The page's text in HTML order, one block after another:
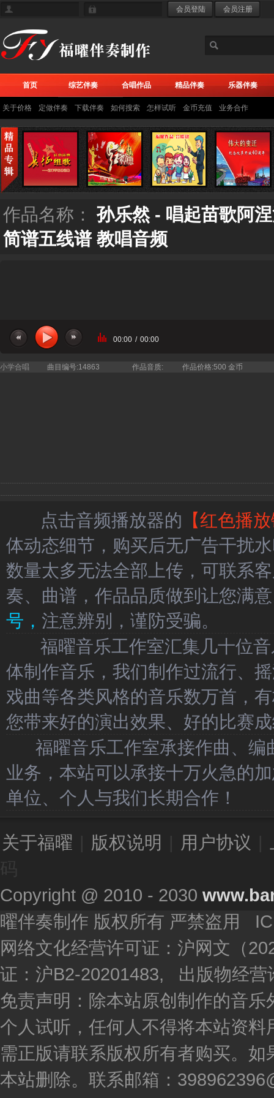
首页 综艺伴奏 合唱作品 精品伴奏 乐器伴奏
关于价格 定做伴奏 下载伴奏 如何搜索 怎样试听 金币充值 业务合作
作品名称： 孙乐然 - 唱起苗歌阿
简谱五线谱 教唱音频
00:00 / 00:00
小学合唱 曲目编号:14863 作品音质: 作品价格:500 金币
点击音频播放器的 【红色播
体动态细节，购买后无广告干扰
数量太多无法全部上传，可联系
奏、曲谱，作品品质做到让您满
号， 注意辨别，谨防受骗。
福曜音乐工作室汇集几十位音
体制作音乐，我们制作过流行、
戏曲等各类风格的音乐数万首，
您带来好的演出效果、好的比赛
福曜音乐工作室承接作曲、编
业务，本站可以承接十万火急的
单位、个人与我们长期合作！
关于福曜 版权说明 用户协议
Copyright @ 2010 - 2030
曜伴奏制作 版权所有 严禁盗用
网络文化经营许可证：沪网文（
证：沪B2-20201483, 出版物经营
免责声明：除本站原创制作的音
个人试听，任何人不得将本站资
需正版请联系版权所有者购买。
本站删除。联系邮箱：